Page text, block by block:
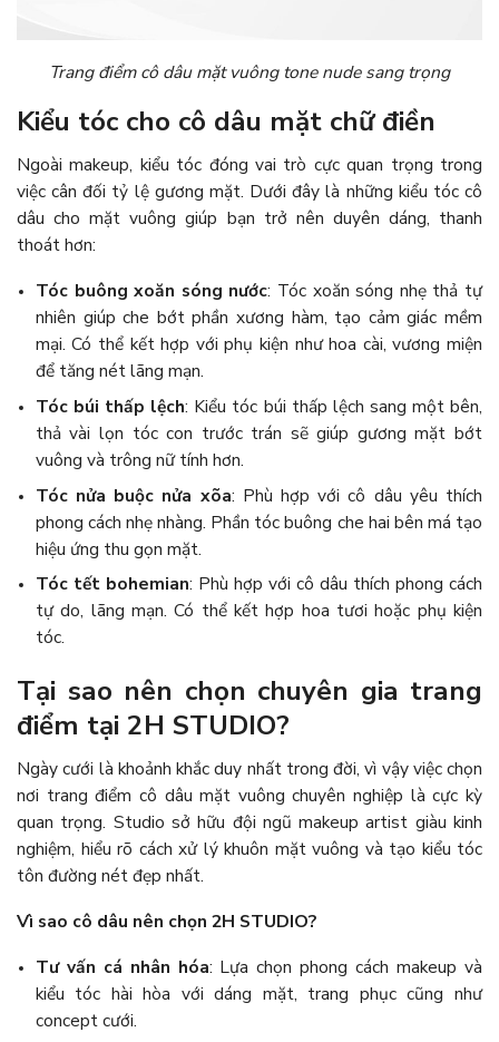
Trang điểm cô dâu mặt vuông tone nude sang trọng
Kiểu tóc cho cô dâu mặt chữ điền
Ngoài makeup, kiểu tóc đóng vai trò cực quan trọng trong
việc cân đối tỷ lệ gương mặt. Dưới đây là những kiểu tóc cô
dâu cho mặt vuông giúp bạn trở nên duyên dáng, thanh
thoát hơn:
Tóc buông xoăn sóng nước: Tóc xoăn sóng nhẹ thả tự
nhiên giúp che bớt phần xương hàm, tạo cảm giác mềm
mại. Có thể kết hợp với phụ kiện như hoa cài, vương miện
để tăng nét lãng mạn.
Tóc búi thấp lệch: Kiểu tóc búi thấp lệch sang một bên,
thả vài lọn tóc con trước trán sẽ giúp gương mặt bớt
vuông và trông nữ tính hơn.
Tóc nửa buộc nửa xõa: Phù hợp với cô dâu yêu thích
phong cách nhẹ nhàng. Phần tóc buông che hai bên má tạo
hiệu ứng thu gọn mặt.
Tóc tết bohemian: Phù hợp với cô dâu thích phong cách
tự do, lãng mạn. Có thể kết hợp hoa tươi hoặc phụ kiện
tóc.
Tại sao nên chọn chuyên gia trang
điểm tại 2H STUDIO?
Ngày cưới là khoảnh khắc duy nhất trong đời, vì vậy việc chọn
nơi trang điểm cô dâu mặt vuông chuyên nghiệp là cực kỳ
quan trọng. Studio sở hữu đội ngũ makeup artist giàu kinh
nghiệm, hiểu rõ cách xử lý khuôn mặt vuông và tạo kiểu tóc
tôn đường nét đẹp nhất.
Vì sao cô dâu nên chọn 2H STUDIO?
Tư vấn cá nhân hóa: Lựa chọn phong cách makeup và
kiểu tóc hài hòa với dáng mặt, trang phục cũng như
concept cưới.